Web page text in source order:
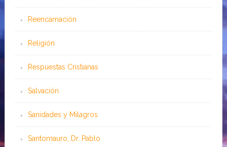
Reencarnación
Religión
Respuestas Cristianas
Salvación
Sanidades y Milagros
Santomauro, Dr. Pablo